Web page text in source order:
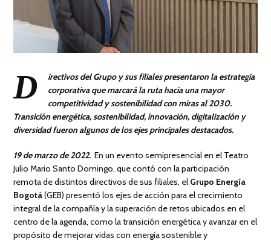
D
irectivos del Grupo y sus filiales presentaron la estrategia
corporativa que marcará la ruta hacia una mayor
competitividad y sostenibilidad con miras al 2030.
Transición energética, sostenibilidad, innovación, digitalización y
diversidad fueron algunos de los ejes principales destacados.
19 de marzo de 2022. En un evento semipresencial en el Teatro
Julio Mario Santo Domingo, que contó con la participación
remota de distintos directivos de sus filiales, el Grupo Energía
Bogotá(GEB) presentó los ejes de acción para el crecimiento
integral de la compañía y la superación de retos ubicados en el
centro de la agenda, como la transición energética y avanzar en el
propósito de mejorar vidas con energía sostenible y